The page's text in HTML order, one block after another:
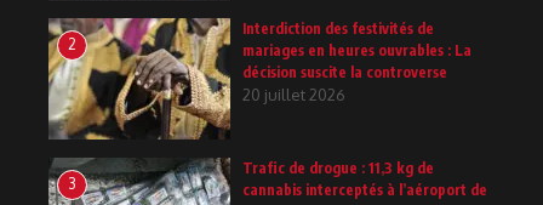
2
Interdiction des festivités de
mariages en heures ouvrables : La
décision suscite la controverse
20 juillet 2026
3
Trafic de drogue : 11,3 kg de
cannabis interceptés à l’aéroport de